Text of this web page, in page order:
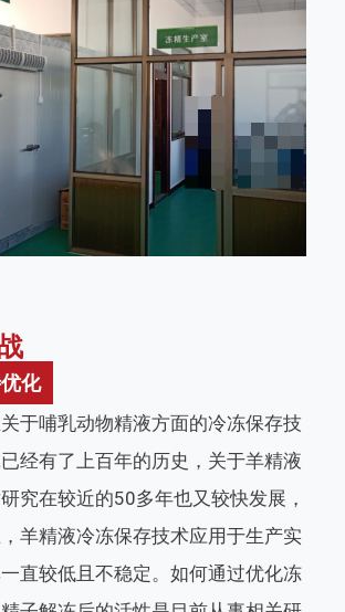
化
于哺乳动物精液方面的冷冻保存技
经有了上百年的历史，关于羊精液
究在较近的50多年也又较快发展，
羊精液冷冻保存技术应用于生产实
直较低且不稳定。如何通过优化冻